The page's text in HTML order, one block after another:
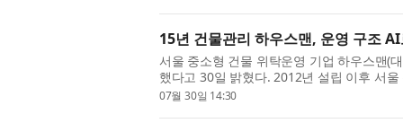
15년 건물관리 하우스맨, 운영 구조
서울 중소형 건물 위탁운영 기업 하우스맨(
했다고 30일 밝혔다. 2012년 설립 이후 서
운영해 온 회사가 현장에서 쌓아...
07월 30일 14:30